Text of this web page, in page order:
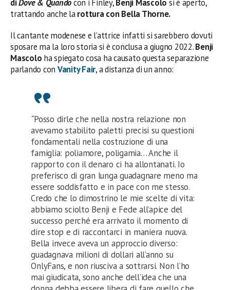
diDove & Quandocon i Finley,Benji Mascolo si è aperto,
trattando anche larottura con Bella Thorne.
Il cantante modenese e l’attrice infatti si sarebbero dovuti
sposare ma la loro storia si è conclusa a giugno 2022.Benji
Mascolo ha spiegato cosa ha causato questa separazione
parlando con Vanity Fair, a distanza di un anno:
“Posso dirle che nella nostra relazione non
avevamo stabilito paletti precisi su questioni
fondamentali nella costruzione di una
famiglia: poliamore, poligamia… Anche il
rapporto con il denaro ci ha allontanati. Io
preferisco di gran lunga guadagnare meno ma
essere soddisfatto e in pace con me stesso.
Credo che lo dimostrino le mie scelte di vita:
abbiamo sciolto Benji e Fede all’apice del
successo perché era arrivato il momento di
dire stop e di raccontarci in maniera nuova.
Bella invece aveva un approccio diverso:
guadagnava milioni di dollari all’anno su
OnlyFans, e non riusciva a sottrarsi. Non l’ho
mai giudicata, sono anche dell’idea che una